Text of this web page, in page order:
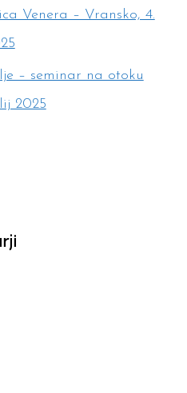
Venera – Vransko, 4.
– seminar na otoku
2025